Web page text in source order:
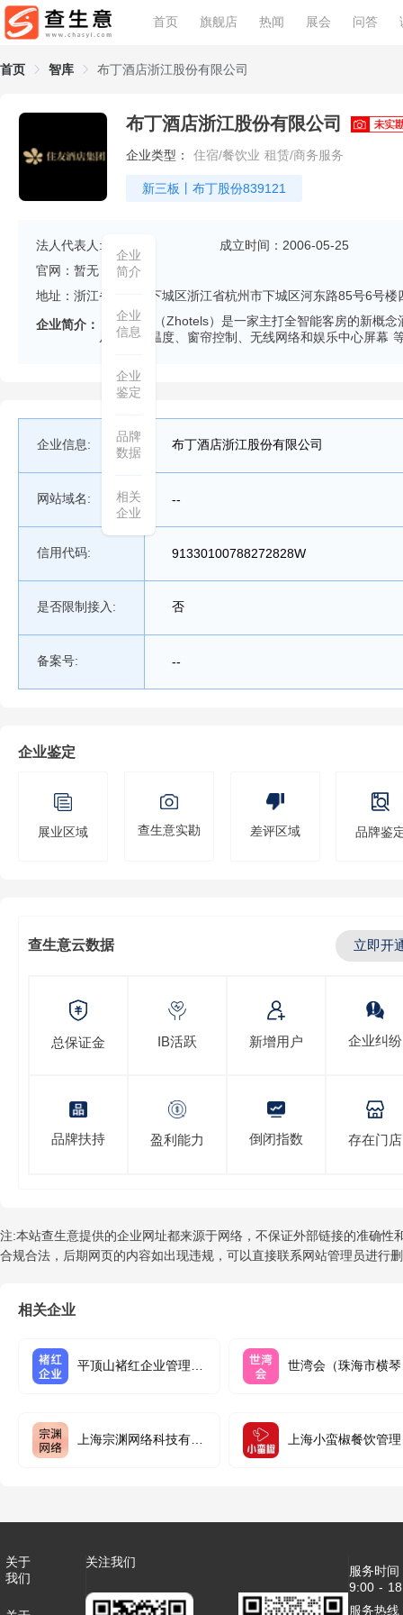
首页 旗舰店 热闻 展会 问答
首页 智库 布丁酒店浙江股份有限公司
布丁酒店浙江股份有限公司
企业类型： 住宿/餐饮业 租赁/商务服务
新三板丨布丁股份839121
法人代表人:
成立时间：2006-05-25
官网：暂无
地址：浙江省杭州市下城区浙江省杭州市下城区河东路85号6号楼
企业简介：
智尚酒店（Zhotels）是一家主打全智能客房的新概
从照明、温度、窗帘控制、无线网络和娱乐中心屏幕
企业信息: 布丁酒店浙江股份有限公司
网站域名: --
信用代码: 91330100788272828W
是否限制接入: 否
备案号: --
企业鉴定
展业区域 查生意实勘 差评区域 品牌鉴
查生意云数据 立即开
总保证金 IB活跃 新增用户 企业纠纷
品牌扶持 盈利能力 倒闭指数 存在门店
注:本站查生意提供的企业网址都来源于网络，不保证外部链接的准确
合规合法，后期网页的内容如出现违规，可以直接联系网站管理员进行
相关企业
平顶山褚红企业管理合
世湾会（珠海市横
上海宗渊网络科技有限
上海小蛮椒餐饮管
企业
简介
企业
信息
企业
鉴定
品牌
数据
相关
企业
关于
我们
关注我们
服务时
9:00 -
服务热